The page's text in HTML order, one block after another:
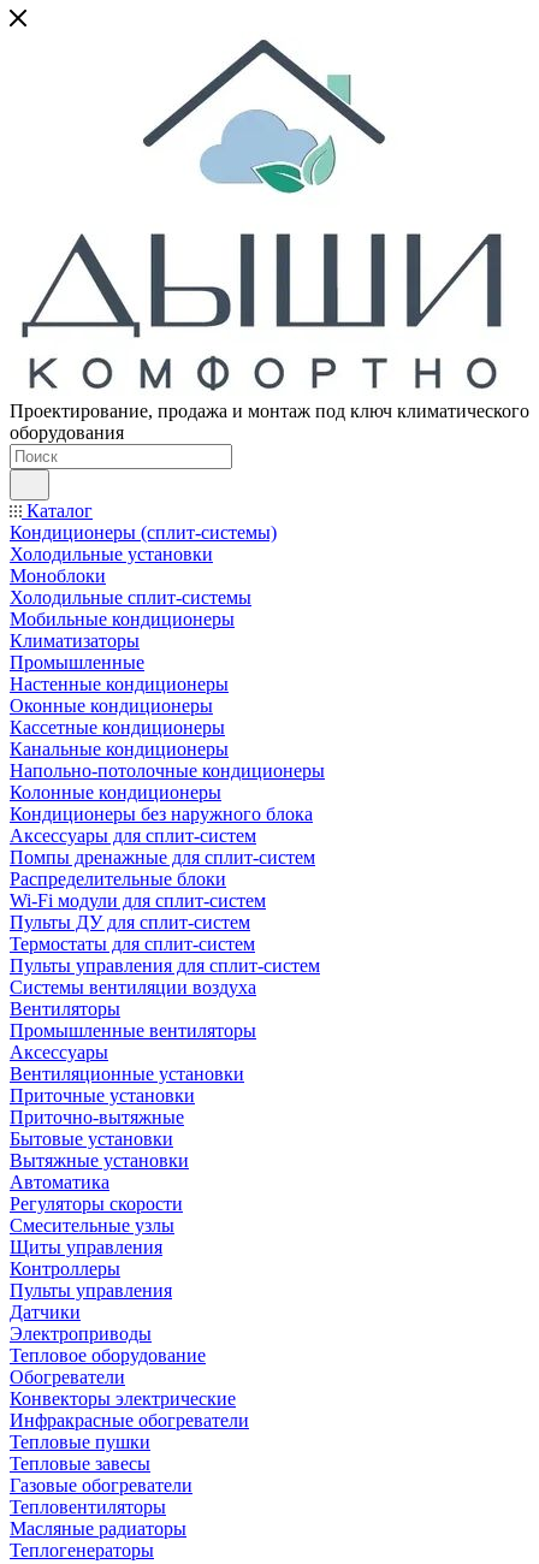
Проектирование, продажа и монтаж под ключ климатического
оборудования
Каталог
Кондиционеры (сплит-системы)
Холодильные установки
Моноблоки
Холодильные сплит-системы
Мобильные кондиционеры
Климатизаторы
Промышленные
Настенные кондиционеры
Оконные кондиционеры
Кассетные кондиционеры
Канальные кондиционеры
Напольно-потолочные кондиционеры
Колонные кондиционеры
Кондиционеры без наружного блока
Аксессуары для сплит-систем
Помпы дренажные для сплит-систем
Распределительные блоки
Wi-Fi модули для сплит-систем
Пульты ДУ для сплит-систем
Термостаты для сплит-систем
Пульты управления для сплит-систем
Системы вентиляции воздуха
Вентиляторы
Промышленные вентиляторы
Аксессуары
Вентиляционные установки
Приточные установки
Приточно-вытяжные
Бытовые установки
Вытяжные установки
Автоматика
Регуляторы скорости
Смесительные узлы
Щиты управления
Контроллеры
Пульты управления
Датчики
Электроприводы
Тепловое оборудование
Обогреватели
Конвекторы электрические
Инфракрасные обогреватели
Тепловые пушки
Тепловые завесы
Газовые обогреватели
Тепловентиляторы
Масляные радиаторы
Теплогенераторы